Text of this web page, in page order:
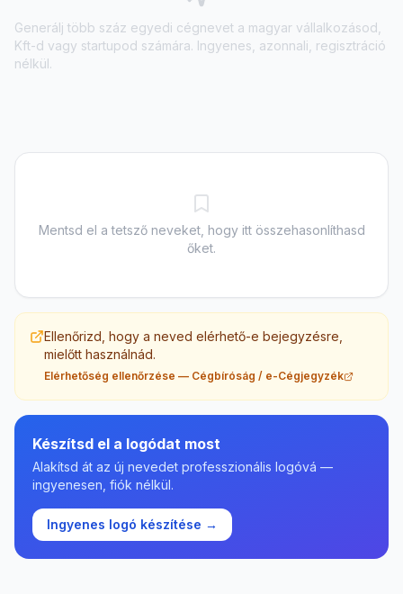
Generálj több száz egyedi cégnevet a magyar vállalkozásod,
Kft-d vagy startupod számára. Ingyenes, azonnali, regisztráció
nélkül.
Mentsd el a tetsző neveket, hogy itt összehasonlíthasd
őket.
Ellenőrizd, hogy a neved elérhető-e bejegyzésre,
mielőtt használnád.
Elérhetőség ellenőrzése — Cégbíróság / e-Cégjegyzék
Készítsd el a logódat most
Alakítsd át az új nevedet professzionális logóvá —
ingyenesen, fiók nélkül.
Ingyenes logó készítése →